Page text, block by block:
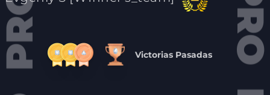
Victorias Pasadas